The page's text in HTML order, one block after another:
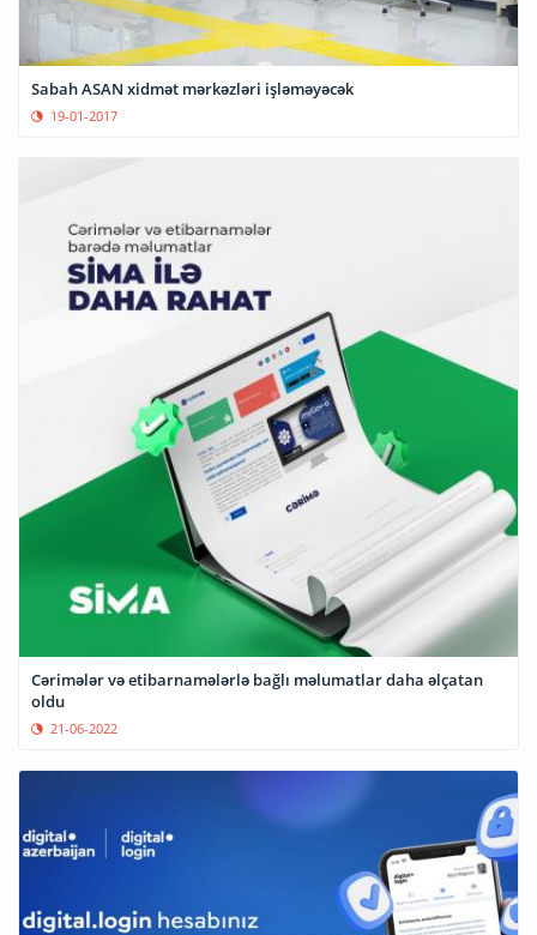
Sabah ASAN xidmət mərkəzləri işləməyəcək
19-01-2017
Cərimələr və etibarnamələrlə bağlı məlumatlar daha əlçatan
oldu
21-06-2022